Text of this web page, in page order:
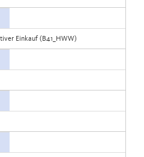
Einkauf (B41_HWW)